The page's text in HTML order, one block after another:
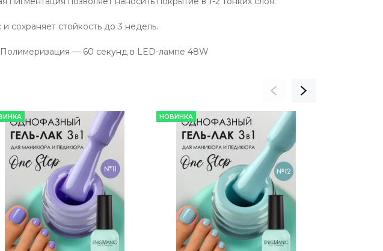
сохраняет стойкость до 3 недель.
— 60 секунд в LED-лампе 48W
НОВИНКА